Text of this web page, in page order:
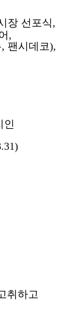
장 선포식,
,
시데코),
인
취하고